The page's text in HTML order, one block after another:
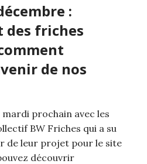
:
des friches
de nos
prochain avec les
BW Friches qui a su
de leur projet pour le site
découvrir